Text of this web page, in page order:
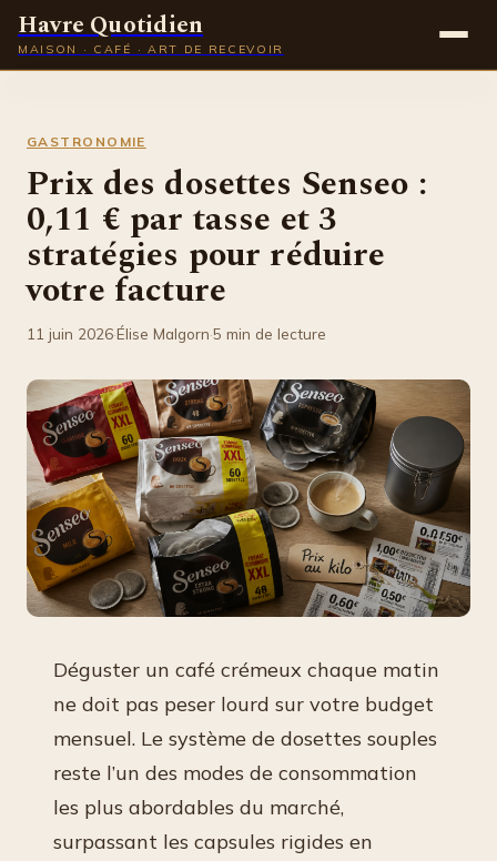
Havre Quotidien
MAISON · CAFÉ · ART DE RECEVOIR
Déco
Lifestyle
GASTRONOMIE
Prix des dosettes Senseo :
0,11 € par tasse et 3
stratégies pour réduire
votre facture
11 juin 2026·Élise Malgorn·5 min de lecture
Déguster un café crémeux chaque matin
ne doit pas peser lourd sur votre budget
mensuel. Le système de dosettes souples
reste l’un des modes de consommation
les plus abordables du marché,
surpassant les capsules rigides en